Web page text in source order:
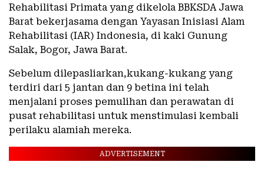
Rehabilitasi Primata yang dikelola BBKSDA Jawa
Barat bekerjasama dengan Yayasan Inisiasi Alam
Rehabilitasi (IAR) Indonesia, di kaki Gunung
Salak, Bogor, Jawa Barat.
Sebelum dilepasliarkan,kukang-kukang yang
terdiri dari 5 jantan dan 9 betina ini telah
menjalani proses pemulihan dan perawatan di
pusat rehabilitasi untuk menstimulasi kembali
perilaku alamiah mereka.
ADVERTISEMENT